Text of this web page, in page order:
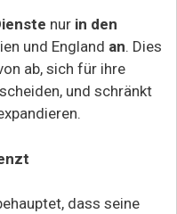
nur in den
und England an. Dies
ab, sich für ihre
und schränkt
dass seine